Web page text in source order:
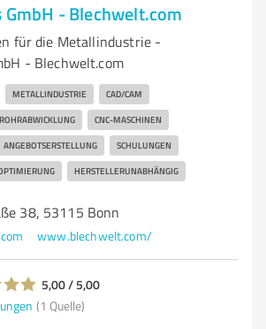
- Blechwelt.com
für die Metallindustrie -
- Blechwelt.com
METALLINDUSTRIE CAD/CAM
ROHRABWICKLUNG CNC-MASCHINEN
ANGEBOTSERSTELLUNG SCHULUNGEN
HERSTELLERUNABHÄNGIG
38, 53115 Bonn
www.blechwelt.com/
5,00 / 5,00
(1 Quelle)